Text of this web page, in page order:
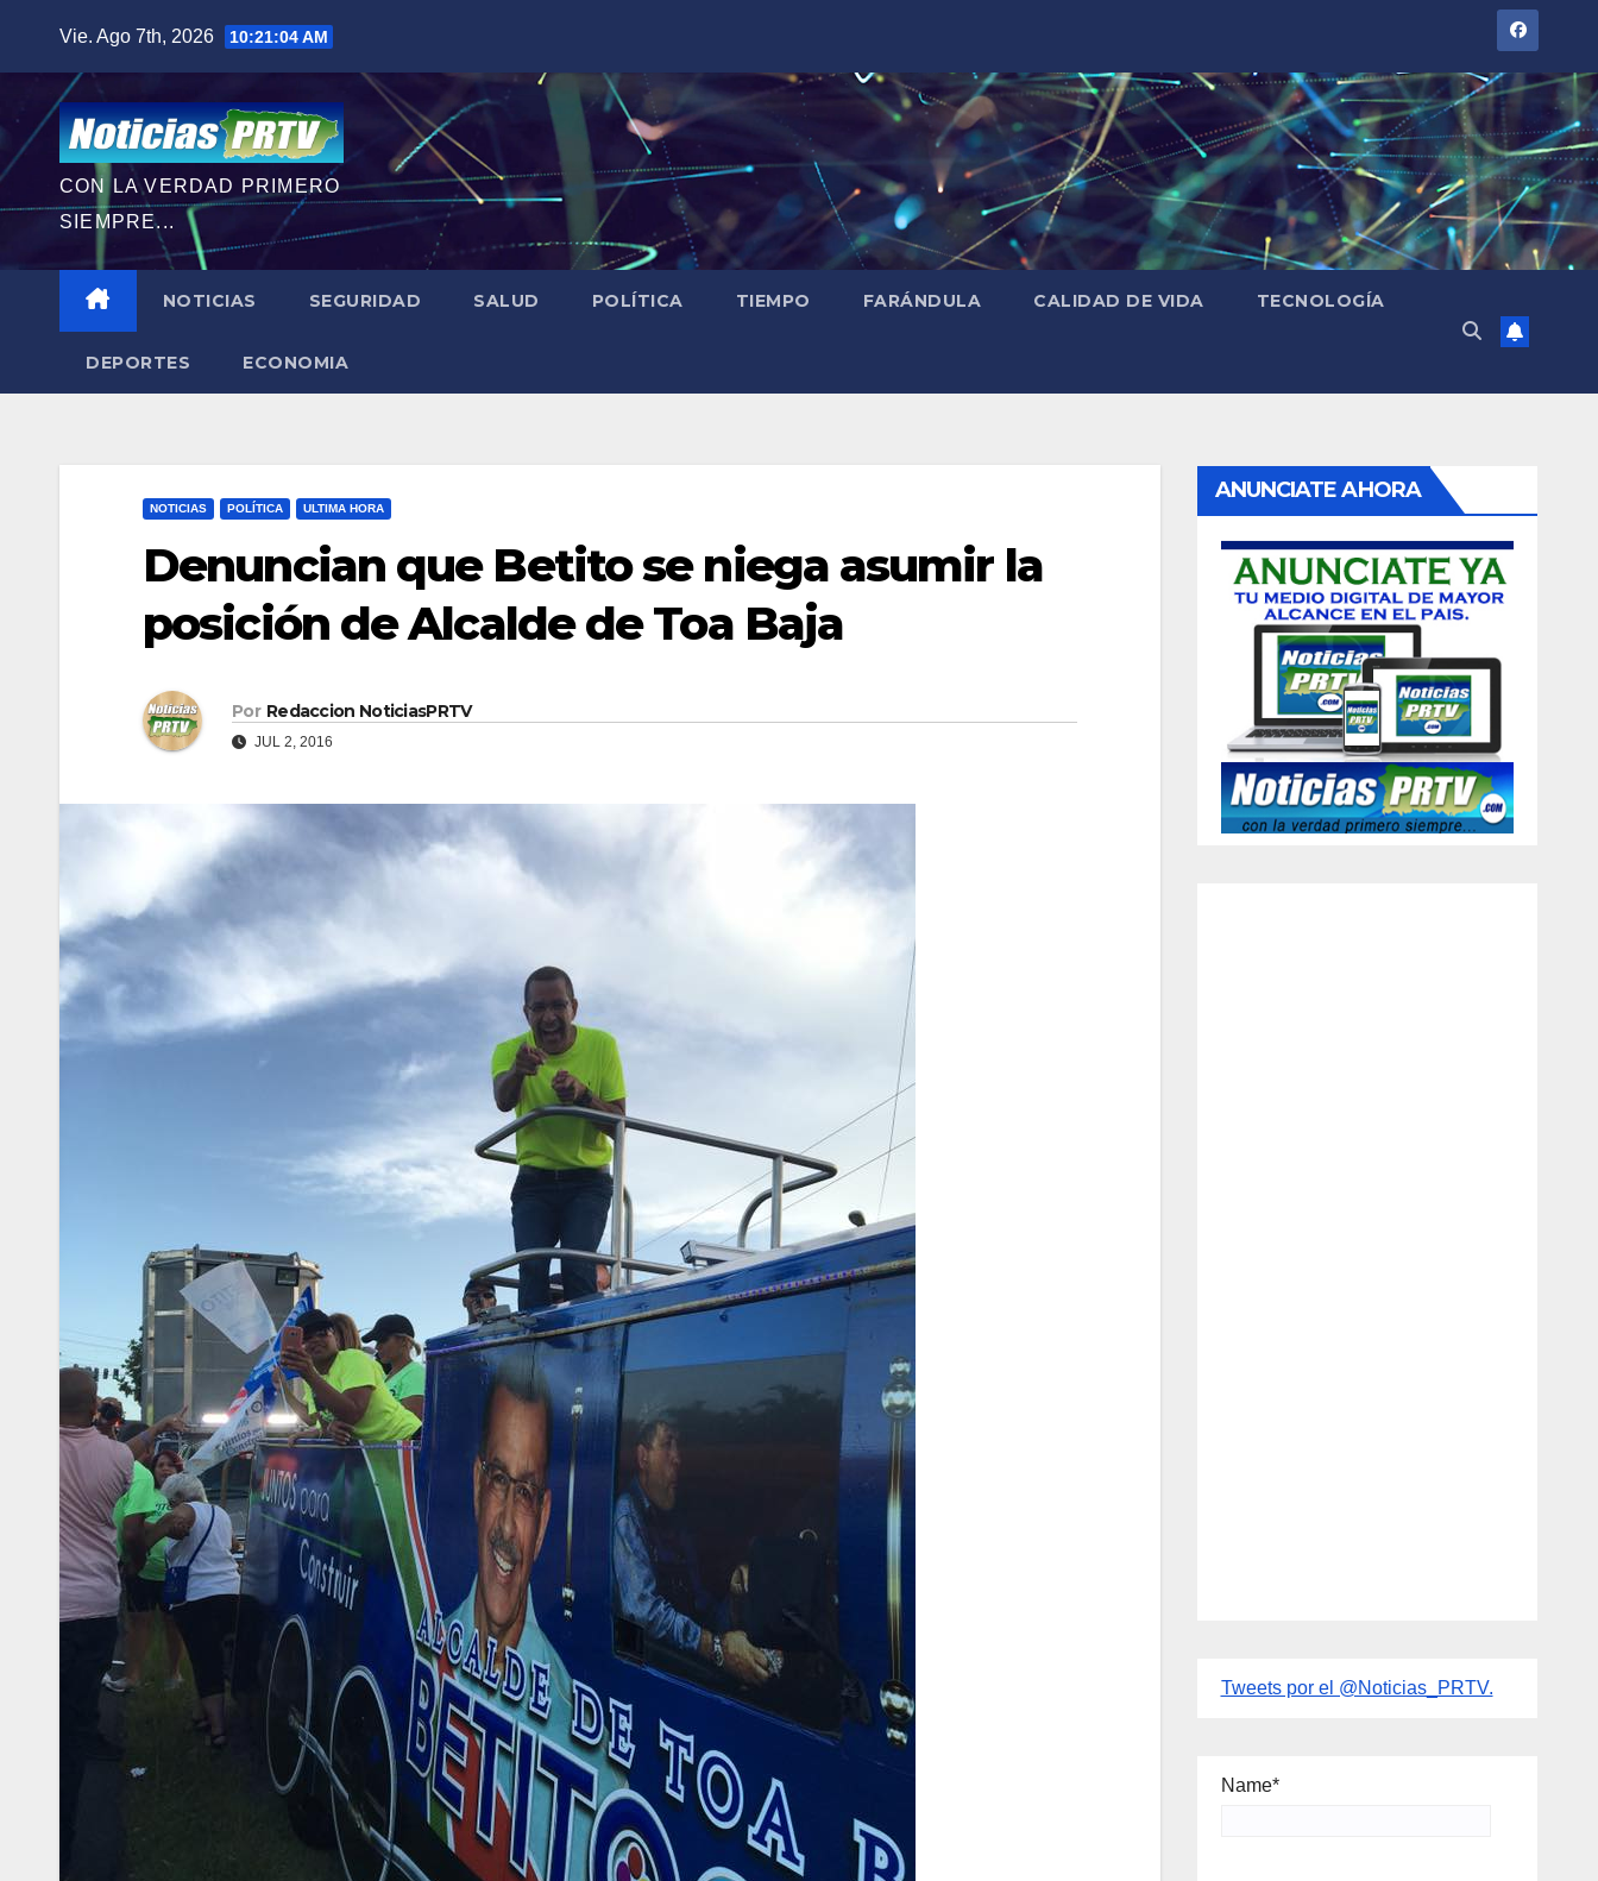
contenido
Vie. Ago 7th, 2026 10:21:06 AM
CON LA VERDAD PRIMERO
SIEMPRE...
NOTICIAS SEGURIDAD SALUD POLÍTICA TIEMPO FARÁNDULA CALIDAD DE VIDA TECNOLOGÍA
DEPORTES ECONOMIA
NOTICIAS POLÍTICA ULTIMA HORA
Denuncian que Betito se niega asumir la
posición de Alcalde de Toa Baja
Por Redaccion NoticiasPRTV
JUL 2, 2016
ANUNCIATE AHORA
Tweets por el @Noticias_PRTV.
Name*